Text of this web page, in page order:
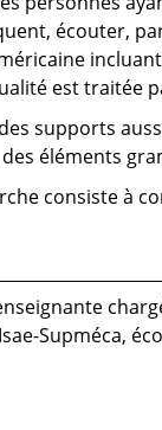
écouter,
est traitée
supports
éléments
consiste à
Supméca,